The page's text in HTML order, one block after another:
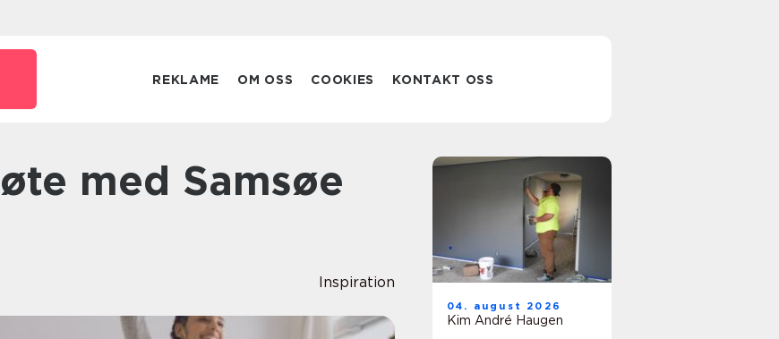
REKLAME OM OSS COOKIES KONTAKT OSS
Inspiration
04. august 2026
Kim André Haugen